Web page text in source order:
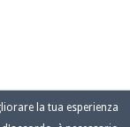
la tua esperienza